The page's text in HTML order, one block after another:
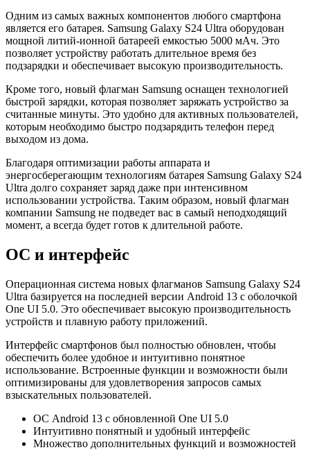
Одним из самых важных компонентов любого смартфона
является его батарея. Samsung Galaxy S24 Ultra оборудован
мощной литий-ионной батареей емкостью 5000 мАч. Это
позволяет устройству работать длительное время без
подзарядки и обеспечивает высокую производительность.
Кроме того, новый флагман Samsung оснащен технологией
быстрой зарядки, которая позволяет заряжать устройство за
считанные минуты. Это удобно для активных пользователей,
которым необходимо быстро подзарядить телефон перед
выходом из дома.
Благодаря оптимизации работы аппарата и
энергосберегающим технологиям батарея Samsung Galaxy S24
Ultra долго сохраняет заряд даже при интенсивном
использовании устройства. Таким образом, новый флагман
компании Samsung не подведет вас в самый неподходящий
момент, а всегда будет готов к длительной работе.
ОС и интерфейс
Операционная система новых флагманов Samsung Galaxy S24
Ultra базируется на последней версии Android 13 с оболочкой
One UI 5.0. Это обеспечивает высокую производительность
устройств и плавную работу приложений.
Интерфейс смартфонов был полностью обновлен, чтобы
обеспечить более удобное и интуитивно понятное
использование. Встроенные функции и возможности были
оптимизированы для удовлетворения запросов самых
взыскательных пользователей.
ОС Android 13 с обновленной One UI 5.0
Интуитивно понятный и удобный интерфейс
Множество дополнительных функций и возможностей